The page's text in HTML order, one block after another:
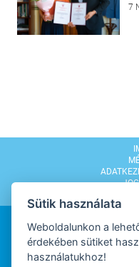
7
Sütik használata
Weboldalunkon a
érdekében sütiket
használatukhoz!